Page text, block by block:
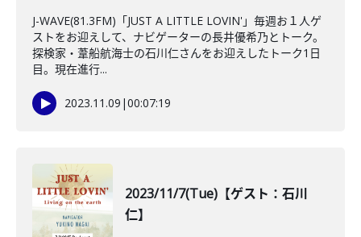
J-WAVE(81.3FM)「JUST A LITTLE LOVIN'」毎週お１人ゲ
ストをお迎えして、ナビゲーターの長井優希乃とトーク。
探検家・葦船航海士の石川仁さんをお迎えしたトーク1日
目。現在進行...
2023.11.09 |00:07:19
2023/11/7(Tue)【ゲスト：石川
仁】